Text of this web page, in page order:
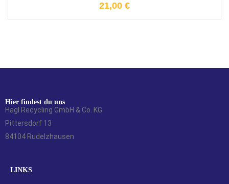
21,00 €
Hier findest du uns
Hagl Recycling GmbH & Co. KG
Pittersdorf 13
84104 Rudelzhausen
LINKS